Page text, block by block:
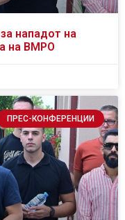
нападот на
на ВМРО
ПРЕС-КОНФЕРЕНЦИИ